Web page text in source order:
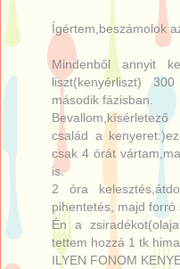
Ígértem,beszámolok
Mindenből annyit
liszt(kenyérliszt)
második fázisban.
család a
csak 4 órát
is.
2 óra
pihentetés, majd
Én a
tettem hozzá 1 tk
ILYEN FONOM